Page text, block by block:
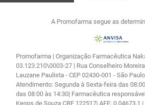
A Promofarma segue as
Promofarma | Organização Farmacêutica
03.123.210\0003-27 | Rua Conselheiro
Lauzane Paulista - CEP 02430-001 - São
Atendimento: Segunda à Sexta-feira das
das 08:00 às 14:30| Farmacêutica
Kenps de Souza CRF 122517| AFE: 0.04673.1